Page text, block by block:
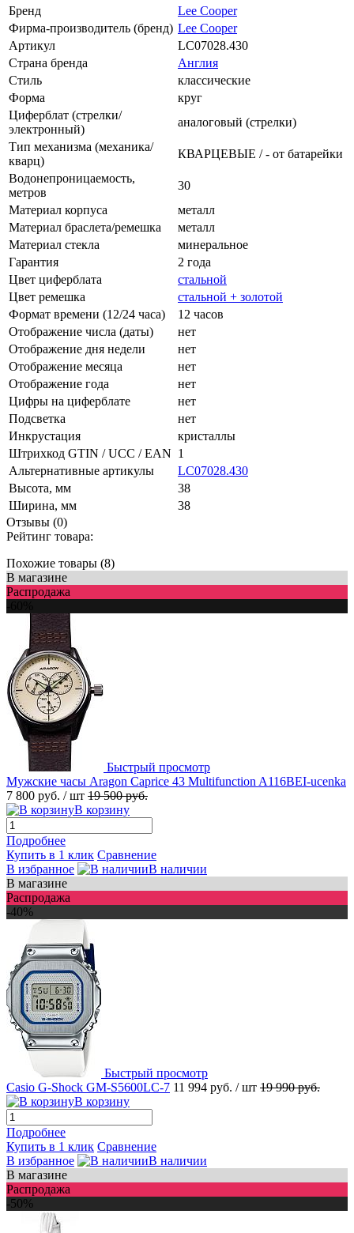
Бренд
Lee Cooper
Фирма-производитель (бренд) Lee Cooper
Артикул
LC07028.430
Страна бренда
Англия
Стиль
классические
Форма
круг
Циферблат (стрелки/
электронный)
аналоговый (стрелки)
Тип механизма (механика/
кварц)
КВАРЦЕВЫЕ / - от батарейки
Водонепроницаемость,
метров
30
Материал корпуса
металл
Материал браслета/ремешка
металл
Материал стекла
минеральное
Гарантия
2 года
Цвет циферблата
стальной
Цвет ремешка
стальной + золотой
Формат времени (12/24 часа)
12 часов
Отображение числа (даты)
нет
Отображение дня недели
нет
Отображение месяца
нет
Отображение года
нет
Цифры на циферблате
нет
Подсветка
нет
Инкрустация
кристаллы
Штрихкод GTIN / UCC / EAN 1
Альтернативные артикулы
LC07028.430
Высота, мм
38
Ширина, мм
38
Отзывы (0)
Рейтинг товара:
Похожие товары (8)
В магазине
Распродажа
Быстрый просмотр
Мужские часы Aragon Caprice 43 Multifunction A116BEI-ucenka
7 800 руб. / шт 19 500 руб.
В корзину
Подробнее
Купить в 1 клик Сравнение
В избранное
В наличии
В магазине
Распродажа
-40%
Быстрый просмотр
Casio G-Shock GM-S5600LC-7 11 994 руб. / шт 19 990 руб.
В корзину
Подробнее
Купить в 1 клик Сравнение
В избранное
В наличии
В магазине
Распродажа
-50%